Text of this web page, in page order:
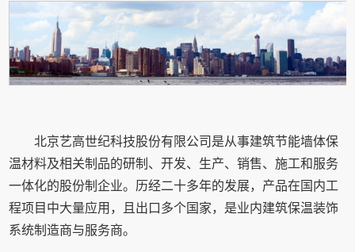
北京艺高世纪科技股份有限公司是从事建筑节能墙体保
温材料及相关制品的研制、开发、生产、销售、施工和服务
一体化的股份制企业。历经二十多年的发展，产品在国内工
程项目中大量应用，且出口多个国家，是业内建筑保温装饰
系统制造商与服务商。